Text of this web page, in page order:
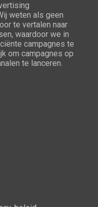
weten als geen
te vertalen naar
waardoor we in
campagnes te
om campagnes op
te lanceren.